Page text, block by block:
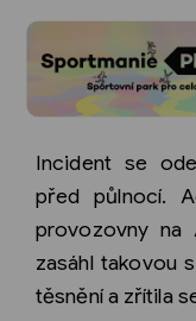
Incident se
před půlnocí.
provozovny na
zasáhl takovou
těsnění a zřítila